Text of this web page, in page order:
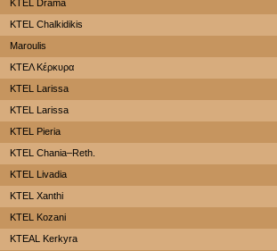
KTEL Drama
ΚΤΕL Chalkidikis
Maroulis
ΚΤΕΛ Κέρκυρα
KTEL Larissa
KTEL Larissa
KTEL Pieria
KTEL Chania–Reth.
KTEL Livadia
KTEL Xanthi
ΚΤΕL Kozani
KTEAL Kerkyra